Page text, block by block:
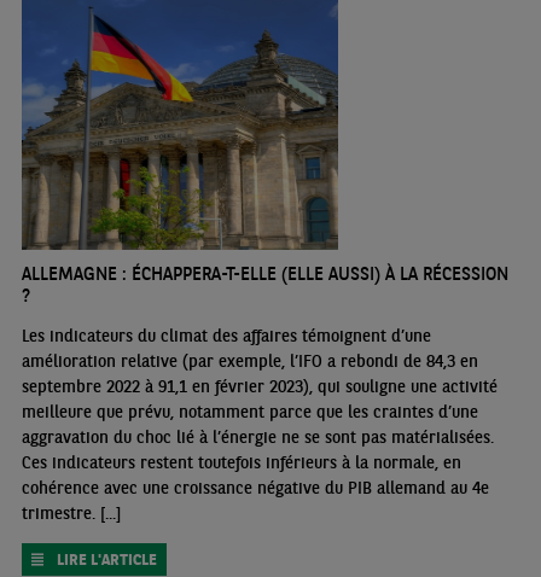
ALLEMAGNE : ÉCHAPPERA-T-ELLE (ELLE AUSSI) À LA RÉCESSION
?
Les indicateurs du climat des affaires témoignent d’une
amélioration relative (par exemple, l’IFO a rebondi de 84,3 en
septembre 2022 à 91,1 en février 2023), qui souligne une activité
meilleure que prévu, notamment parce que les craintes d’une
aggravation du choc lié à l’énergie ne se sont pas matérialisées.
Ces indicateurs restent toutefois inférieurs à la normale, en
cohérence avec une croissance négative du PIB allemand au 4e
trimestre. [...]
LIRE L'ARTICLE